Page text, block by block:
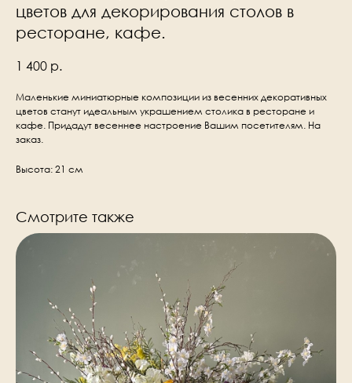
цветов для декорирования столов в
ресторане, кафе.
1 400 р.
Маленькие миниатюрные композиции из весенних декоративных
цветов станут идеальным украшением столика в ресторане и
кафе. Придадут весеннее настроение Вашим посетителям. На
заказ.
Высота: 21 см
Смотрите также